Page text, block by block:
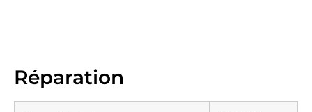
Réparation